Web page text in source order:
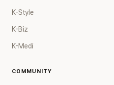
K-Style
K-Biz
K-Medi
COMMUNITY